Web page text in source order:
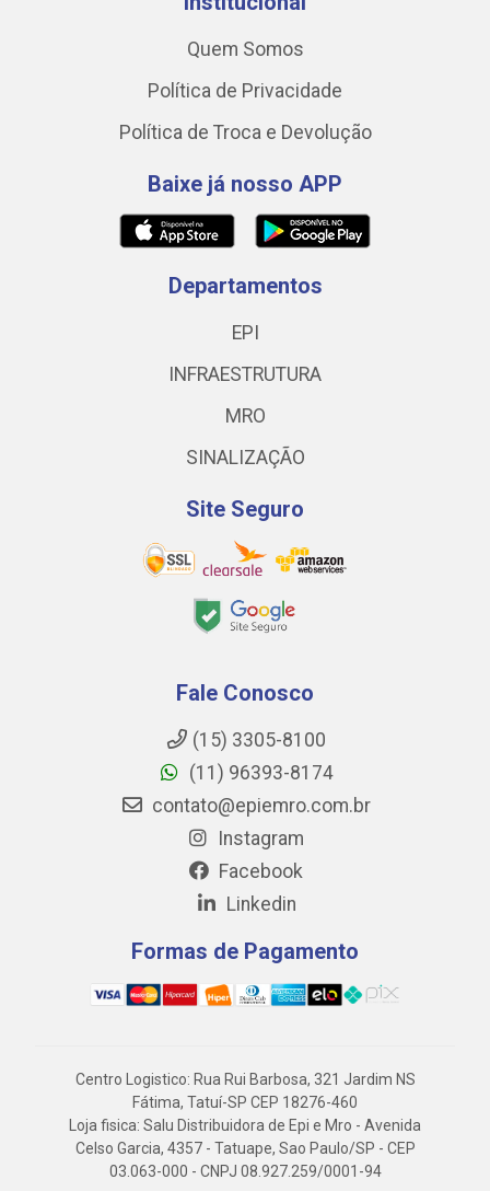
Quem Somos
Política de Privacidade
Política de Troca e Devolução
Baixe já nosso APP
Departamentos
EPI
INFRAESTRUTURA
MRO
SINALIZAÇÃO
Site Seguro
Fale Conosco
(15) 3305-8100
(11) 96393-8174
contato@epiemro.com.br
Instagram
Facebook
Linkedin
Formas de Pagamento
Centro Logistico: Rua Rui Barbosa, 321 Jardim NS
Fátima, Tatuí-SP CEP 18276-460
Loja fisica: Salu Distribuidora de Epi e Mro - Avenida
Celso Garcia, 4357 - Tatuape, Sao Paulo/SP - CEP
03.063-000 - CNPJ 08.927.259/0001-94